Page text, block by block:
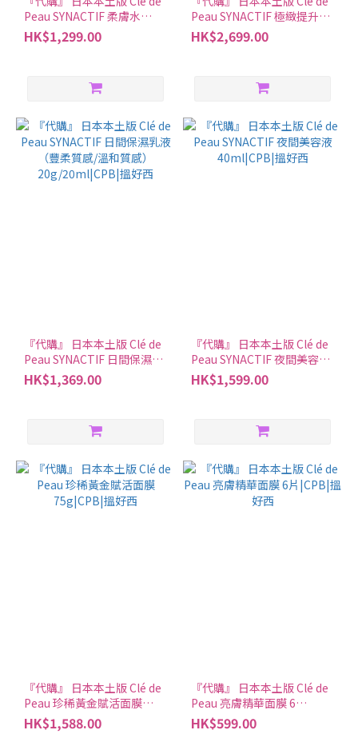
Peau SYNACTIF 柔膚水
125ml|CPB|搵好西
HK$1,299.00
Peau SYNACTIF 極緻提升眼
霜 20g|CPB|搵好西
HK$2,699.00
『代購』 日本本土版 Clé de
Peau SYNACTIF 日間保濕乳
液（豐柔質感/溫和質感）
20g/20ml|CPB|搵好西
HK$1,369.00
『代購』 日本本土版 Clé de
Peau SYNACTIF 夜間美容液
40ml|CPB|搵好西
HK$1,599.00
『代購』 日本本土版 Clé de
Peau 珍稀黃金賦活面膜
75g|CPB|搵好西
HK$1,588.00
『代購』 日本本土版 Clé de
Peau 亮膚精華面膜 6
片|CPB|搵好西
HK$599.00